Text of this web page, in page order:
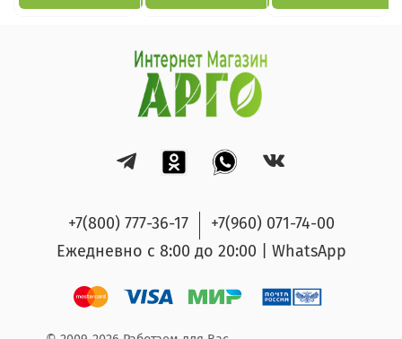
+7(800) 777-36-17
+7(960) 071-74-00
Ежедневно с 8:00 до 20:00 | WhatsApp